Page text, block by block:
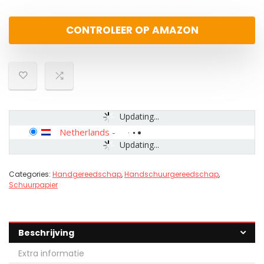
CONTROLEER OP AMAZON
Updating...
Updating...
Netherlands -
Categories: Handgereedschap,Handschuurgereedschap,
Schuurpapier
Beschrijving
Extra informatie